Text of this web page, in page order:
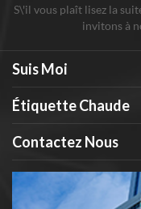
S\'il vous plaît lisez la
invitons à
Suis Moi
Étiquette Chaude
Contactez Nous